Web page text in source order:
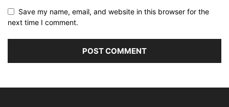
Save my name, email, and website in this browser for the
next time I comment.